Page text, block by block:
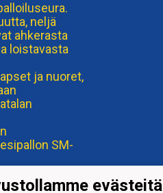
neljä
ahkerasta
loistavasta
ja nuoret,
SM-
evästeitä